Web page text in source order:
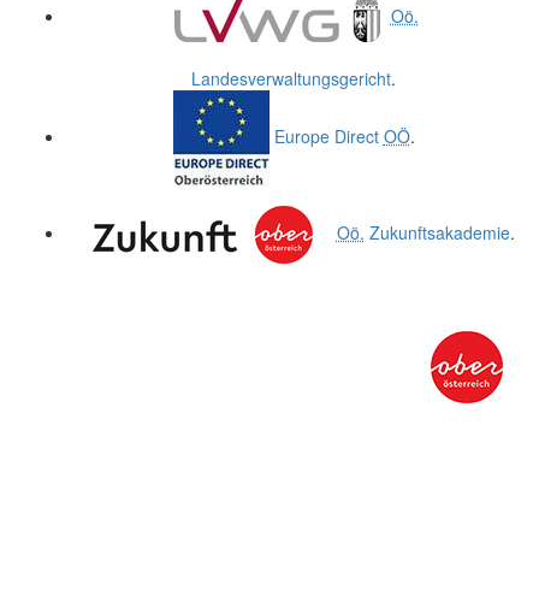
Oö.
Landesverwaltungsgericht.
Europe Direct OÖ.
Oö. Zukunftsakademie.